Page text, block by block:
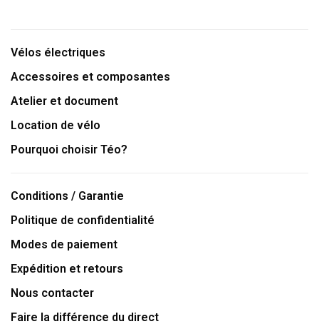
Vélos électriques
Accessoires et composantes
Atelier et document
Location de vélo
Pourquoi choisir Téo?
Conditions / Garantie
Politique de confidentialité
Modes de paiement
Expédition et retours
Nous contacter
Faire la différence du direct